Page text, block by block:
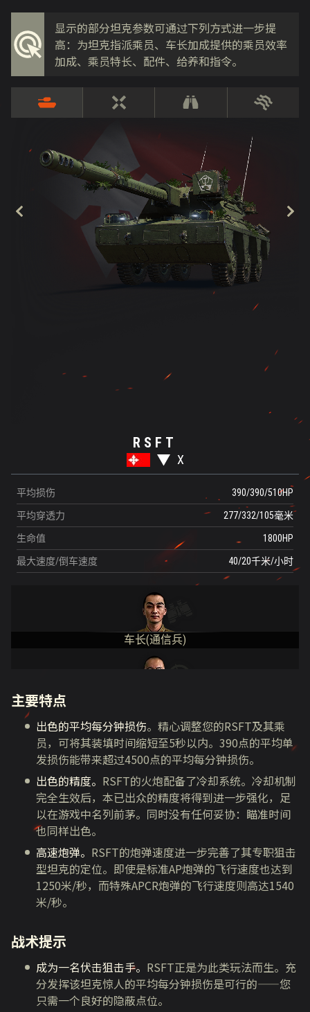
显示的部分坦克参数可通过下列方式进一步提
高：为坦克指派乘员、车长加成提供的乘员效率
加成、乘员特长、配件、给养和指令。
RSFT
X
平均损伤 390/390/510HP
平均穿透力 277/332/105毫米
生命值 1800HP
最大速度/倒车速度 40/20千米/小时
车长(通信兵)
驾驶员
主要特点
出色的平均每分钟损伤。精心调整您的RSFT及其乘
员，可将其装填时间缩短至5秒以内。390点的平均单
发损伤能带来超过4500点的平均每分钟损伤。
出色的精度。 RSFT的火炮配备了冷却系统。冷却机制
完全生效后，本已出众的精度将得到进一步强化，足
以在游戏中名列前茅。同时没有任何妥协：瞄准时间
也同样出色。
高速炮弹。 RSFT的炮弹速度进一步完善了其专职狙击
型坦克的定位。即使是标准AP炮弹的飞行速度也达到
1250米/秒，而特殊APCR炮弹的飞行速度则高达1540
米/秒。
战术提示
成为一名伏击狙击手。 RSFT正是为此类玩法而生。充
分发挥该坦克惊人的平均每分钟损伤是可行的——您
只需一个良好的隐蔽点位。